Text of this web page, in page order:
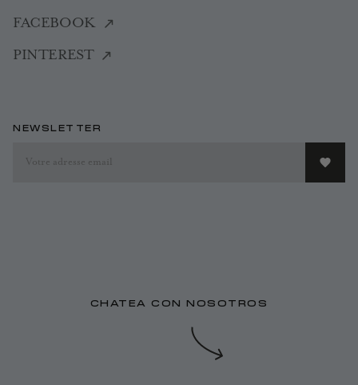
FACEBOOK
PINTEREST
NEWSLETTER
CHATEA CON NOSOTROS